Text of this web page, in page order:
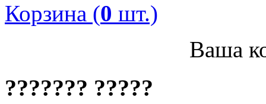
Корзина (0 шт.)
Ваша
??????? ?????